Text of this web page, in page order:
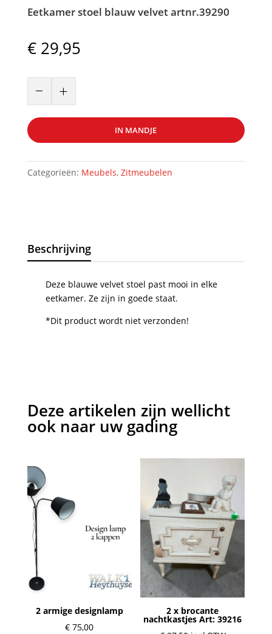
Eetkamer stoel blauw velvet artnr.39290
€29,95
–
velvet
artnr.39290
+
IN MANDJE
Categorieën: Meubels, Zitmeubelen
Beschrijving
Deze blauwe velvet stoel past mooi in elke
eetkamer. Ze zijn in goede staat.
*Dit product wordt niet verzonden!
Deze artikelen zijn wellicht
ook naar uw gading
2 armige designlamp
€ 75,00
2 x brocante
nachtkastjes Art: 39216